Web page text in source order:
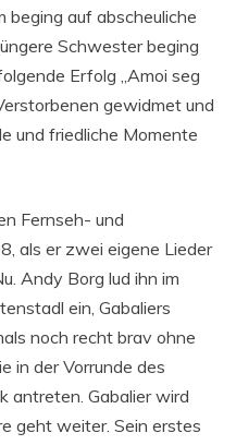
beging auf abscheuliche
Schwester beging
Erfolg „Amoi seg
gewidmet und
und friedliche Momente
Fernseh- und
als er zwei eigene Lieder
Andy Borg lud ihn im
ein, Gabaliers
noch recht brav ohne
in der Vorrunde des
antreten. Gabalier wird
geht weiter. Sein erstes